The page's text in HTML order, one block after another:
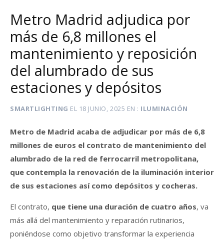
Metro Madrid adjudica por
más de 6,8 millones el
mantenimiento y reposición
del alumbrado de sus
estaciones y depósitos
SMARTLIGHTING EL 18 JUNIO, 2025 EN ILUMINACIÓN
Metro de Madrid acaba de adjudicar por más de 6,8
millones de euros el contrato de mantenimiento del
alumbrado de la red de ferrocarril metropolitana,
que contempla la renovación de la iluminación interior
de sus estaciones así como depósitos y cocheras.
El contrato, que tiene una duración de cuatro años, va
más allá del mantenimiento y reparación rutinarios,
poniéndose como objetivo transformar la experiencia